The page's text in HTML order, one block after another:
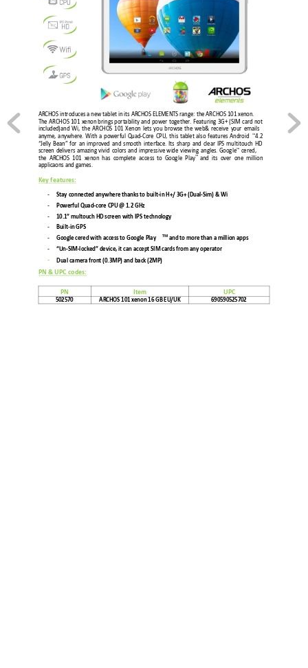
ARCHOS introduces a new tablet in its ARCHOS ELEMENTS range: the ARCHOS 101 xenon.
The ARCHOS 101 xenon brings portability and power together. Featuring 3G+ (SIM card not
included)and Wifi, the ARCHOS 101 Xenon lets you browse the web& receive your emails
anytime, anywhere. With a powerful Quad-Core CPU, this tablet also features Android ™4.2
“Jelly Bean” for an improved and smooth interface. Its sharp and clear IPS multitouch
HD
screen delivers amazi ng vivid colors and impressive wide viewing angles. Google™ certified,
the
ARCHOS 101 xenon has complete access to Google Play™ and its over one
million
applications and games.
Key features:
- Stay connected anywhere thanks to built-in H+/ 3G+ (Dual-Sim) & Wifi
- Powerful Quad-core CPU @ 1.2 GHz
- 10.1” multitouch HD screen with IPS technology
- Built-in GPS
- Google certified with access to Google Play TM and to more than a million apps
- “Un-SIM-locked” device, it can accept SIM cards from any operator
- Dual camera front (0.3MP) and back (2MP)
PN & U PC codes:
PN Item UPC
502570 ARCHOS 101 xenon 16 GB EU/UK 690590525702